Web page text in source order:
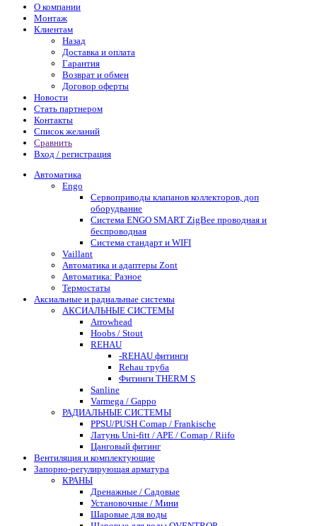
О компании
Монтаж
Клиентам
Назад
Доставка и оплата
Гарантия
Возврат и обмен
Договор оферты
Новости
Стать партнером
Контакты
Список желаний
Сравнить
Вход / регистрация
Автоматика
Engo
Сервоприводы клапанов коллекторов, доп
оборудвание
Система ENGO SMART ZigBee проводная и
беспроводная
Система стандарт и WIFI
Vaillant
Автоматика и адаптеры Zont
Автоматика: Разное
Термостаты
Аксиальные и радиальные системы
АКСИАЛЬНЫЕ СИСТЕМЫ
Arrowhead
Hoobs / Stout
REHAU
-REHAU фитинги
Rehau труба
Фитинги THERM S
Sanline
Varmega / Gappo
РАДИАЛЬНЫЕ СИСТЕМЫ
PPSU/PUSH Comap / Frankische
Латунь Uni-fitt / APE / Comap / Riifo
Цанговый фитинг
Вентиляция и комплектующие
Запорно-регулирующая арматура
КРАНЫ
Дренажные / Садовые
Установочные / Мини
Шаровые для воды